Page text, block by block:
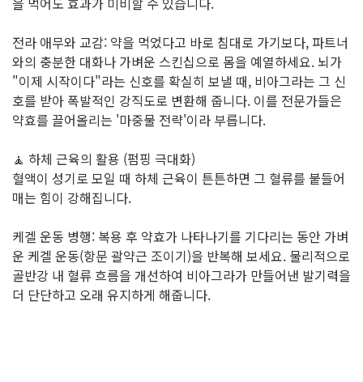
전라 애무와 교감: 약을 먹었다고 바로 침대로 가기보다, 파트너
와의 충분한 대화나 가벼운 스킨십으로 몸을 예열하세요. 뇌가
"이제 시작이다"라는 신호를 확실히 보낼 때, 비아그라는 그 신
호를 받아 폭발적인 강직도로 변환해 줍니다. 이를 전문가들은
약효를 끌어올리는 '마중물 전략'이라 부릅니다.
🧘 하체 근육의 활용 (펌핑 극대화)
혈액이 성기로 모일 때 하체 근육이 튼튼하면 그 혈류를 붙들어
매는 힘이 강해집니다.
케겔 운동 병행: 복용 후 약효가 나타나기를 기다리는 동안 가벼
운 케겔 운동(항문 괄약근 조이기)을 반복해 보세요. 물리적으로
골반강 내 혈류 흐름을 개선하여 비아그라가 만들어낸 발기력을
더 단단하고 오래 유지하게 해줍니다.